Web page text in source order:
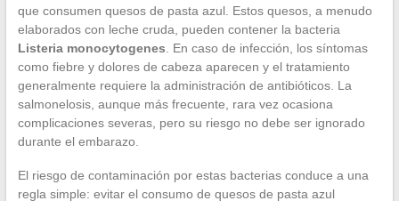
que consumen quesos de pasta azul. Estos quesos, a menudo
elaborados con leche cruda, pueden contener la bacteria
Listeria monocytogenes . En caso de infección, los síntomas
como fiebre y dolores de cabeza aparecen y el tratamiento
generalmente requiere la administración de antibióticos. La
salmonelosis, aunque más frecuente, rara vez ocasiona
complicaciones severas, pero su riesgo no debe ser ignorado
durante el embarazo.
El riesgo de contaminación por estas bacterias conduce a una
regla simple: evitar el consumo de quesos de pasta azul